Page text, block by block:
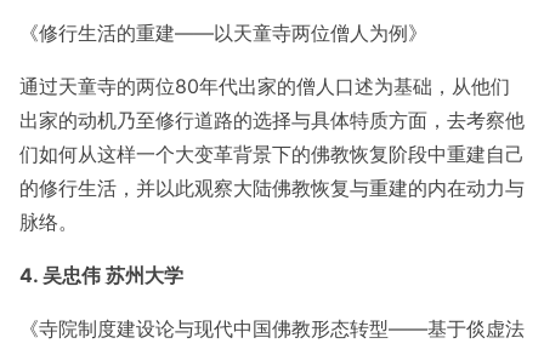
《修行生活的重建——以天童寺两位僧人为例》
通过天童寺的两位80年代出家的僧人口述为基础，从他们
出家的动机乃至修行道路的选择与具体特质方面，去考察他
们如何从这样一个大变革背景下的佛教恢复阶段中重建自己
的修行生活，并以此观察大陆佛教恢复与重建的内在动力与
脉络。
4. 吴忠伟 苏州大学
《寺院制度建设论与现代中国佛教形态转型——基于倓虚法